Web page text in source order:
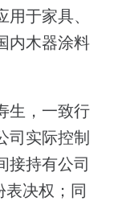
于家具、
内木器涂料
生，一致行
司实际控制
接持有公司
表决权；同